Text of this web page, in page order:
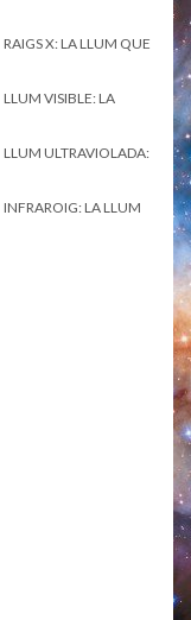
RAIGS X: LA LLUM QUE
LLUM VISIBLE: LA
LLUM ULTRAVIOLADA:
INFRAROIG: LA LLUM